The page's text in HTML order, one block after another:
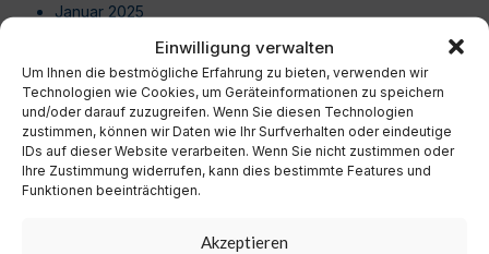
Einwilligung verwalten
Um Ihnen die bestmögliche Erfahrung zu bieten, verwenden wir
Technologien wie Cookies, um Geräteinformationen zu speichern
und/oder darauf zuzugreifen. Wenn Sie diesen Technologien
zustimmen, können wir Daten wie Ihr Surfverhalten oder eindeutige
IDs auf dieser Website verarbeiten. Wenn Sie nicht zustimmen oder
Ihre Zustimmung widerrufen, kann dies bestimmte Features und
Funktionen beeinträchtigen.
Akzeptieren
Januar 2025
Oktober 2024
September 2024
August 2024
Juli 2024
Juni 2024